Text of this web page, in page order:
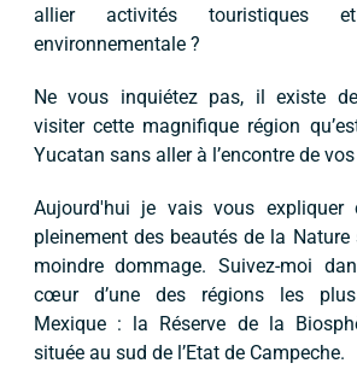
allier activités touristiques et
environnementale ?
Ne vous inquiétez pas, il existe
visiter cette magnifique région
Yucatan sans aller à l’encontre de
Aujourd'hui je vais vous expliquer
pleinement des beautés de la
moindre dommage. Suivez-moi
cœur d’une des régions les
Mexique : la Réserve de la
située au sud de l’Etat de Campeche.